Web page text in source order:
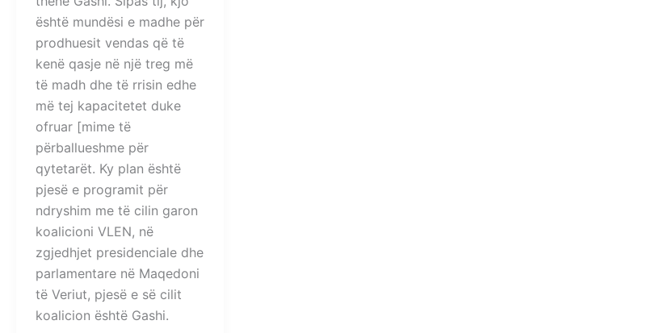
është mundësi e madhe për
prodhuesit vendas që të
kenë qasje në një treg më
të madh dhe të rrisin edhe
më tej kapacitetet duke
ofruar [mime të
përballueshme për
qytetarët. Ky plan është
pjesë e programit për
ndryshim me të cilin garon
koalicioni VLEN, në
zgjedhjet presidenciale dhe
parlamentare në Maqedoni
të Veriut, pjesë e së cilit
koalicion është Gashi.